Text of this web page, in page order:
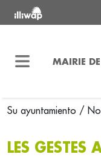
MAIRIE DE
Su ayuntamiento /
LES GESTES